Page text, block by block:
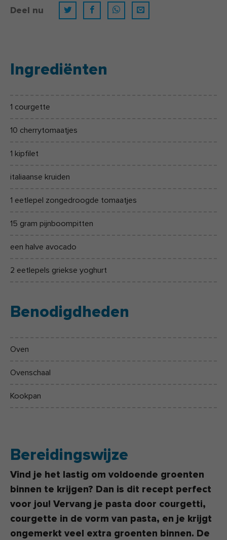
Deel nu
Ingrediënten
1 courgette
10 cherrytomaatjes
1 kipfilet
italiaanse kruiden
1 eetlepel zongedroogde tomaatjes
15 gram pijnboompitten
een halve avocado
2 eetlepels griekse yoghurt
Benodigdheden
Oven
Ovenschaal
Kookpan
Bereidingswijze
Vind je het lastig om voldoende groenten
binnen te krijgen? Dan is dit recept perfect
voor jou! Vervang je pasta door courgetti,
courgette in de vorm van pasta, en je krijgt
ongemerkt veel extra groenten binnen. De